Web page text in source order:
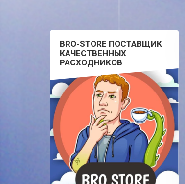
BRO-STORE ПОСТАВЩИК
КАЧЕСТВЕННЫХ
РАСХОДНИКОВ